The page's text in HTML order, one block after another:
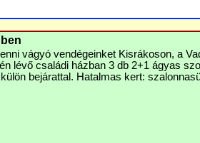
vágyó vendégeinket Kisrákoson, a
lévő családi házban 3 db 2+1 ágyas
bejárattal. Hatalmas kert: